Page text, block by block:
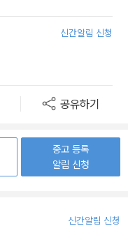
신간알림 신청
공유하기
중고 등록
알림 신청
신간알림 신청